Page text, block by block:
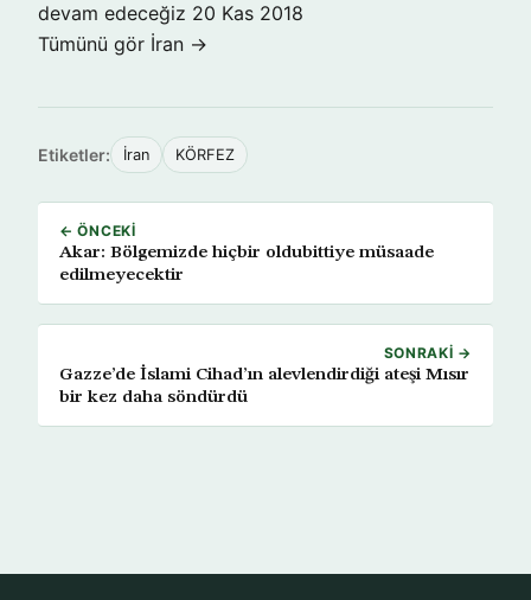
devam edeceğiz 20 Kas 2018
Tümünü gör İran →
Etiketler: İran KÖRFEZ
← ÖNCEKI
Akar: Bölgemizde hiçbir oldubittiye müsaade
edilmeyecektir
SONRAKI →
Gazze’de İslami Cihad’ın alevlendirdiği ateşi Mısır
bir kez daha söndürdü